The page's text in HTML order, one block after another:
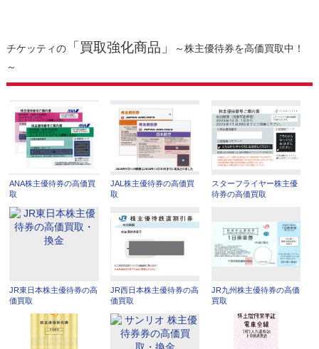
チケッティの「買取強化商品」
～株主優待券を高価買取中！
～
ANA株主優待券の高価買
取
JAL株主優待券の高価買
取
スターフライヤー株主優
待券の高価買取
JR東日本株主優待券の高
価買取
JR西日本株主優待券の高
価買取
JR九州株主優待券の高価
買取